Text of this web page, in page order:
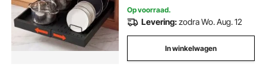
Op voorraad.
Levering:zodra Wo. Aug. 12
In winkelwagen